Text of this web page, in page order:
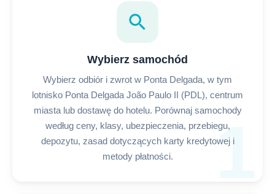
1
search
Wybierz samochód
Wybierz odbiór i zwrot w Ponta Delgada, w tym
lotnisko Ponta Delgada João Paulo II (PDL), centrum
miasta lub dostawę do hotelu. Porównaj samochody
według ceny, klasy, ubezpieczenia, przebiegu,
depozytu, zasad dotyczących karty kredytowej i
metody płatności.